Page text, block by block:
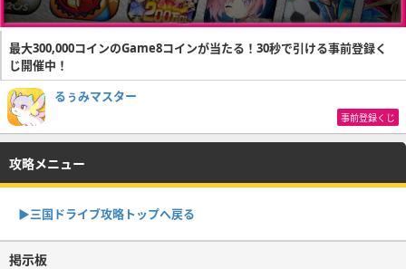
最大300,000コインのGame8コインが当たる！30秒で引ける事前登録く
じ開催中！
るぅみマスター
事前登録くじ
攻略メニュー
▶︎三国ドライブ攻略トップへ戻る
掲示板